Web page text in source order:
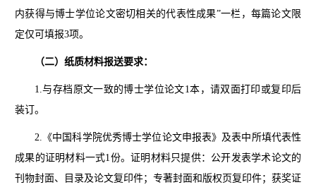
内获得与博士学位论文密切相关的代表性成果”一栏，每篇论文限
定仅可填报3项。
（二）纸质材料报送要求：
1.与存档原文一致的博士学位论文1本，请双面打印或复印后
装订。
2.《中国科学院优秀博士学位论文申报表》及表中所填代表性
成果的证明材料一式1份。证明材料只提供：公开发表学术论文的
刊物封面、目录及论文复印件；专著封面和版权页复印件；获奖证